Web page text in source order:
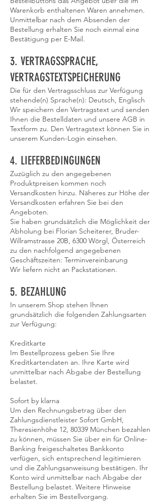
Warenkorb enthaltenen Waren annehmen.
Unmittelbar nach dem Absenden der
Bestellung erhalten Sie noch einmal eine
Bestätigung per E-Mail.
3. VERTRAGSSPRACHE,
VERTRAGSTEXTSPEICHERUNG
Die für den Vertragsschluss zur Verfügung
stehende(n) Sprache(n): Deutsch, Englisch
Wir speichern den Vertragstext und senden
Ihnen die Bestelldaten und unsere AGB in
Textform zu. Den Vertragstext können Sie in
unserem Kunden-Login einsehen.
4. LIEFERBEDINGUNGEN
Zuzüglich zu den angegebenen
Produktpreisen kommen noch
Versandkosten hinzu. Näheres zur Höhe der
Versandkosten erfahren Sie bei den
Angeboten.
Sie haben grundsätzlich die Möglichkeit der
Abholung bei Florian Scheiterer, Bruder-
Willramstrasse 20B, 6300 Wörgl, Österreich
zu den nachfolgend angegebenen
Geschäftszeiten: Terminvereinbarung
Wir liefern nicht an Packstationen.
5. BEZAHLUNG
In unserem Shop stehen Ihnen
grundsätzlich die folgenden Zahlungsarten
zur Verfügung:
Kreditkarte
Im Bestellprozess geben Sie Ihre
Kreditkartendaten an. Ihre Karte wird
unmittelbar nach Abgabe der Bestellung
belastet.
Sofort by klarna
Um den Rechnungsbetrag über den
Zahlungsdienstleister Sofort GmbH,
Theresienhöhe 12, 80339 München bezahlen
zu können, müssen Sie über ein für Online-
Banking freigeschaltetes Bankkonto
verfügen, sich entsprechend legitimieren
und die Zahlungsanweisung bestätigen. Ihr
Konto wird unmittelbar nach Abgabe der
Bestellung belastet. Weitere Hinweise
erhalten Sie im Bestellvorgang.